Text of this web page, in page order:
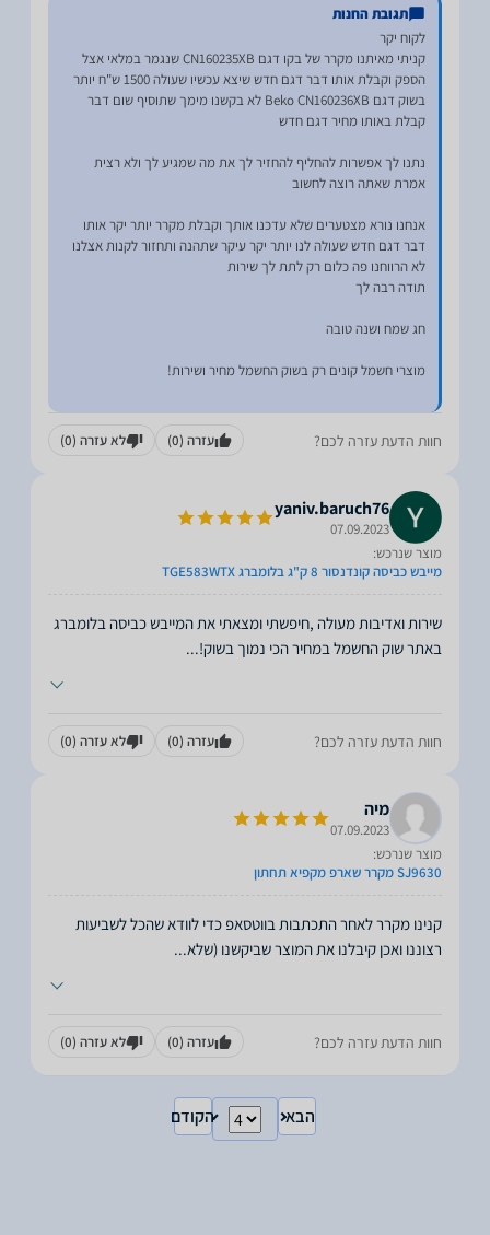
תגובת החנות
קניתי מאיתנו מקרר של בקו דגם CN160235XB שנגמר במלאי אצל
הספק וקבלת אותו דבר דגם חדש שיצא עכשיו שעולה 1500 ש"ח יותר
בשוק דגם Beko CN160236XB לא בקשנו מימך שתוסיף שום דבר
נתנו לך אפשרות להחליף להחזיר לך את מה שמגיע לך ולא רצית
אנחנו נורא מצטערים שלא עדכנו אותך וקבלת מקרר יותר יקר אותו
דבר דגם חדש שעולה לנו יותר יקר עיקר שתהנה ותחזור לקנות אצלנו
חוות הדעת עזרה לכם? עזרה (0) לא עזרה (0)
yaniv.baruch76
07.09.2023
מוצר שנרכש:
מייבש כביסה קונדנסור 8 ק"ג בלומברג TGE583WTX
שירות ואדיבות מעולה ,חיפשתי ומצאתי את המייבש כביסה בלומברג
באתר שוק החשמל במחיר הכי נמוך בשוק!...
חוות הדעת עזרה לכם? עזרה (0) לא עזרה (0)
מיה
07.09.2023
מוצר שנרכש:
SJ9630 מקרר שארפ מקפיא תחתון
קנינו מקרר לאחר התכתבות בווטסאפ כדי לוודא שהכל לשביעות
רצוננו ואכן קיבלנו את המוצר שביקשנו (שלא...
חוות הדעת עזרה לכם? עזרה (0) לא עזרה (0)
הבא הקודם